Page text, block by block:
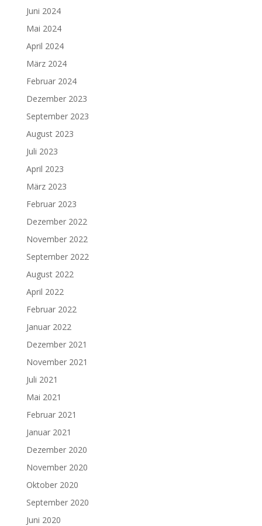
Juni 2024
Mai 2024
April 2024
März 2024
Februar 2024
Dezember 2023
September 2023
August 2023
Juli 2023
April 2023
März 2023
Februar 2023
Dezember 2022
November 2022
September 2022
August 2022
April 2022
Februar 2022
Januar 2022
Dezember 2021
November 2021
Juli 2021
Mai 2021
Februar 2021
Januar 2021
Dezember 2020
November 2020
Oktober 2020
September 2020
Juni 2020